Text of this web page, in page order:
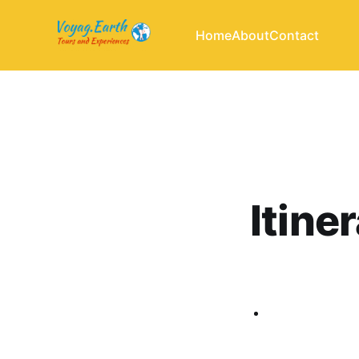
HomeAboutContact